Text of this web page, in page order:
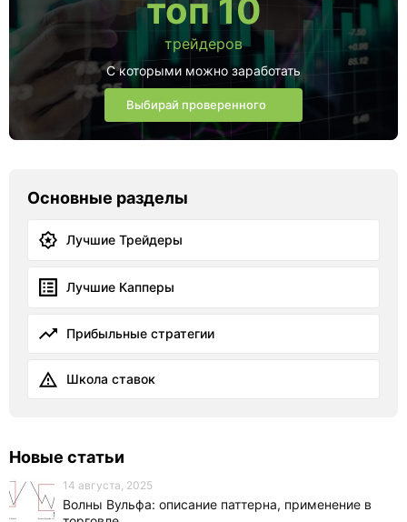
топ 10
трейдеров
С которыми можно заработать
Выбирай проверенного
Основные разделы
Лучшие Трейдеры
Лучшие Капперы
Прибыльные стратегии
Школа ставок
Новые статьи
14 августа, 2025
Волны Вульфа: описание паттерна, применение в